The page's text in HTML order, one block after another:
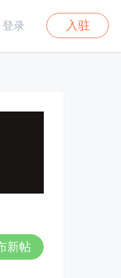
登录 入驻
新帖